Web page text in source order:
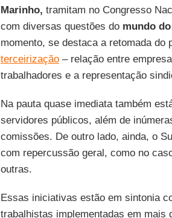
Marinho, tramitam no Congresso
com diversas questões do mundo
momento, se destaca a retomada do
terceirização– relação entre
trabalhadores e a representação
Na pauta quase imediata também
servidores públicos, além de
comissões. De outro lado, ainda, o
com repercussão geral, como no
outras.
Essas iniciativas estão em sintonia
trabalhistas implementadas em mais